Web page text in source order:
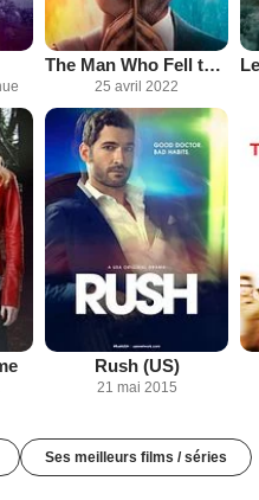
The Man Who Fell to Earth
25 avril 2022
Rush (US)
21 mai 2015
Ses meilleurs films / séries